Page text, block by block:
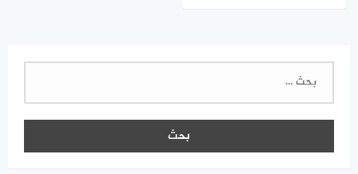
البحث